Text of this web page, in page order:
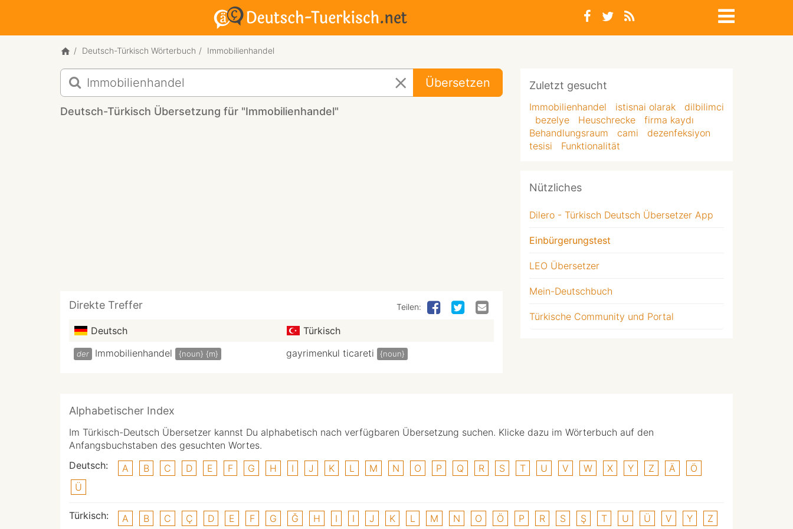
Deutsch-Türkisch Wörterbuch Immobilienhandel
Deutsch-
Türkisch
Übersetzung
für
Übersetzen
Deutsch-Türkisch Übersetzung für "Immobilienhandel"
Direkte Treffer Teilen:
Deutsch Türkisch
der Immobilienhandel {noun} {m} gayrimenkul ticareti {noun}
Zuletzt gesucht
Immobilienhandel istisnai olarak
dilbilimci
bezelye
Heuschrecke
firma kaydı
Behandlungsraum
cami
dezenfeksiyon
tesisi
Funktionalität
Nützliches
Dilero - Türkisch Deutsch Übersetzer App
Einbürgerungstest
LEO Übersetzer
Mein-Deutschbuch
Türkische Community und Portal
Alphabetischer Index
Im Türkisch-Deutsch Übersetzer kannst Du alphabetisch nach verfügbaren Übersetzung suchen. Klicke dazu im Wörterbuch auf den
Anfangsbuchstaben des gesuchten Wortes.
Deutsch:
A B C D E F G H I J K L M N O P Q R S T U V W X Y Z Ä
Ö
Ü
Türkisch: A B C Ç D E F G Ğ H I I J K L M N O Ö P R S Ş T U Ü V Y Z